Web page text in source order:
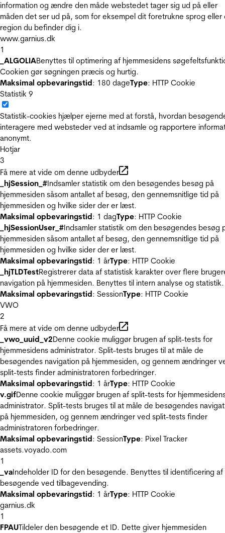
information og ændre den måde webstedet tager sig ud på eller
måden det ser ud på, som for eksempel dit foretrukne sprog eller
region du befinder dig i.
www.garnius.dk
1
_ALGOLIABenyttes til optimering af hjemmesidens
Cookien gør søgningen præcis og hurtig.
Maksimal opbevaringstid: 180 dageType: HTTP Cookie
Statistik 9
Statistik-cookies hjælper ejerne med at forstå, hvordan
interagere med websteder ved at indsamle og rapportere
anonymt.
Hotjar
3
Få mere at vide om denne udbyder
_hjSession_#Indsamler statistik om den besøgendes besøg på
hjemmesiden såsom antallet af besøg, den gennemsnitlige tid på
hjemmesiden og hvilke sider der er læst.
Maksimal opbevaringstid: 1 dagType: HTTP Cookie
_hjSessionUser_#Indsamler statistik om den besøgendes besøg
hjemmesiden såsom antallet af besøg, den gennemsnitlige tid på
hjemmesiden og hvilke sider der er læst.
Maksimal opbevaringstid: 1 årType: HTTP Cookie
_hjTLDTestRegistrerer data af statistisk karakter over flere
navigation på hjemmesiden. Benyttes til intern analyse og statistik.
Maksimal opbevaringstid: SessionType: HTTP Cookie
VWO
2
Få mere at vide om denne udbyder
_vwo_uuid_v2Denne cookie muliggør brugen af split-tests for
hjemmesidens administrator. Split-tests bruges til at måle de
besøgendes navigation på hjemmesiden, og gennem ændringer
split-tests finder administratoren forbedringer.
Maksimal opbevaringstid: 1 årType: HTTP Cookie
v.gifDenne cookie muliggør brugen af split-tests for
administrator. Split-tests bruges til at måle de besøgendes
på hjemmesiden, og gennem ændringer ved split-tests finder
administratoren forbedringer.
Maksimal opbevaringstid: SessionType: Pixel Tracker
assets.voyado.com
1
_vaIndeholder ID for den besøgende. Benyttes til identificering af
besøgende ved tilbagevending.
Maksimal opbevaringstid: 1 årType: HTTP Cookie
garnius.dk
1
FPAUTildeler den besøgende et ID. Dette giver hjemmesiden